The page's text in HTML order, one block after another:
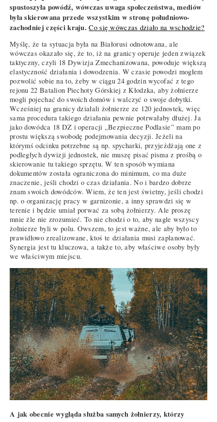
spustoszyła powódź, wówczas uwaga społeczeństwa, mediów
była skierowana przede wszystkim w stronę południowo-
zachodniej części kraju.Co się wówczas działo na wschodzie?
Myślę, że ta sytuacja była na Białorusi odnotowana, ale
wówczas okazało się, że to, iż na granicy operuje jeden związek
taktyczny, czyli 18 Dywizja Zmechanizowana, powoduje większą
elastyczność działania i dowodzenia. W czasie powodzi mogłem
pozwolić sobie na to, żeby w ciągu 24 godzin wycofać z tego
rejonu 22 Batalion Piechoty Górskiej z Kłodzka, aby żołnierze
mogli pojechać do swoich domów i walczyć o swoje dobytki.
Wcześniej na granicy działali żołnierze ze 120 jednostek, więc
sama procedura takiego działania pewnie potrwałaby dłużej. Ja
jako dowódca 18 DZ i operacji „Bezpieczne Podlasie” mam po
prostu większą swobodę podejmowania decyzji. Jeżeli na
którymś odcinku potrzebne są np. spycharki, przyjeżdżają one z
podległych dywizji jednostek, nie muszę pisać pisma z prośbą o
skierowanie tu takiego sprzętu. W ten sposób wymiana
dokumentów została ograniczona do minimum, co ma duże
znaczenie, jeśli chodzi o czas działania. No i bardzo dobrze
znam swoich dowódców. Wiem, że ten jest świetny, jeśli chodzi
np. o organizację pracy w garnizonie, a inny sprawdzi się w
terenie i będzie umiał porwać za sobą żołnierzy. Ale proszę
mnie źle nie zrozumieć. To nie chodzi o to, aby nagle wszyscy
żołnierze byli w polu. Owszem, to jest ważne, ale aby było to
prawidłowo zrealizowane, ktoś te działania musi zaplanować.
Synergia jest tu kluczowa, a także to, aby właściwe osoby były
we właściwym miejscu.
A jak obecnie wygląda służba samych żołnierzy, którzy